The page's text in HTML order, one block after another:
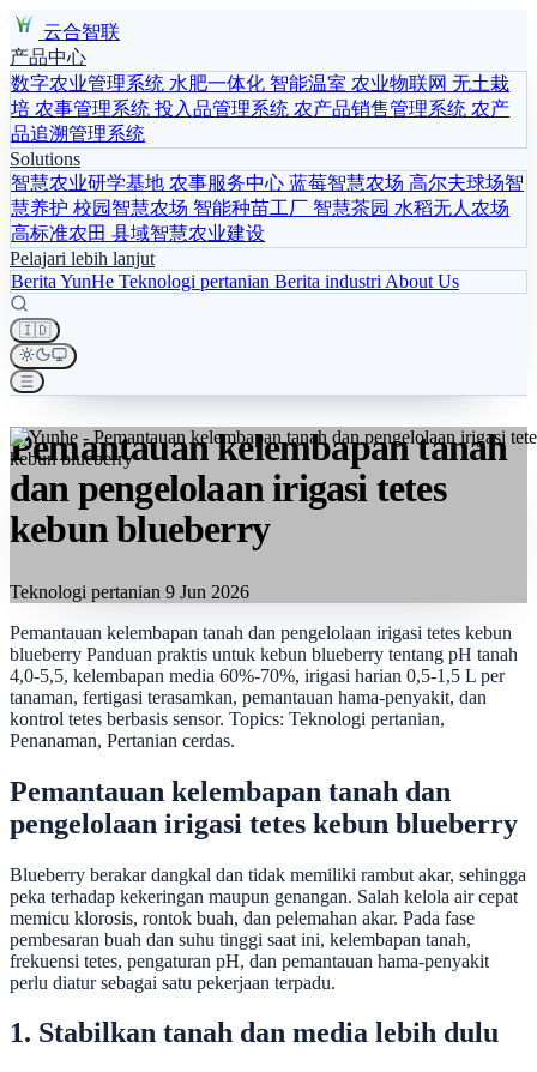
云合智联
产品中心
数字农业管理系统 水肥一体化 智能温室 农业物联网 无土栽
培 农事管理系统 投入品管理系统 农产品销售管理系统 农产
品追溯管理系统
Solutions
智慧农业研学基地 农事服务中心 蓝莓智慧农场 高尔夫球场智
慧养护 校园智慧农场 智能种苗工厂 智慧茶园 水稻无人农场
高标准农田 县域智慧农业建设
Pelajari lebih lanjut
Berita YunHe Teknologi pertanian Berita industri About Us
🇮🇩
Pemantauan kelembapan tanah
dan pengelolaan irigasi tetes
kebun blueberry
Teknologi pertanian 9 Jun 2026
Pemantauan kelembapan tanah dan pengelolaan irigasi tetes kebun
blueberry Panduan praktis untuk kebun blueberry tentang pH tanah
4,0-5,5, kelembapan media 60%-70%, irigasi harian 0,5-1,5 L per
tanaman, fertigasi terasamkan, pemantauan hama-penyakit, dan
kontrol tetes berbasis sensor. Topics: Teknologi pertanian,
Penanaman, Pertanian cerdas.
Pemantauan kelembapan tanah dan
pengelolaan irigasi tetes kebun blueberry
Blueberry berakar dangkal dan tidak memiliki rambut akar, sehingga
peka terhadap kekeringan maupun genangan. Salah kelola air cepat
memicu klorosis, rontok buah, dan pelemahan akar. Pada fase
pembesaran buah dan suhu tinggi saat ini, kelembapan tanah,
frekuensi tetes, pengaturan pH, dan pemantauan hama-penyakit
perlu diatur sebagai satu pekerjaan terpadu.
1. Stabilkan tanah dan media lebih dulu